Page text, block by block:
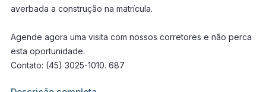
averbada a construção na matrícula.
Agende agora uma visita com nossos corretores e não perca
esta oportunidade.
Contato: (45) 3025-1010. 687